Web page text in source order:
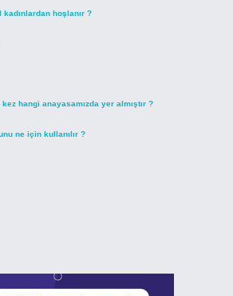
hoşlanır ?
hangi anayasamızda yer almıştır ?
ne için kullanılır ?